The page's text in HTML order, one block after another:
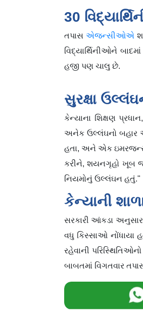
30
તપાસએજન્સીઓએ
વિદ્યાર્થિનીઓને
હજી પણ ચાલુ છે.
સુરક્ષા
કેન્યાના શિક્ષણ
અનેક ઉલ્લંઘનો બહાર
હતા, અને એક
કરીને, શયનગૃહો ખૂબ જ
નિયમોનું ઉલ્લંઘન હતું."
કેન્યાની
સરકારી આંકડા
વધુ કિસ્સાઓ નોંધાયા
રહેવાની
બાબતમાં વિગતવાર